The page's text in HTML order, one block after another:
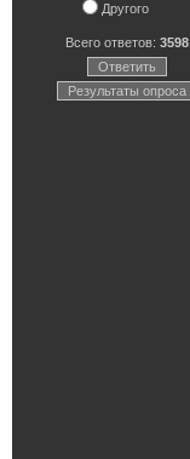
Другого
Всего ответов: 3598
Ответить
Результаты опроса